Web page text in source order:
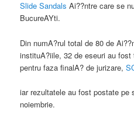
Slide Sandals Ai??ntre care se
BucureAYti.
Din numA?rul total de 80 de
instituA?iile, 32 de eseuri au
pentru faza finalA? de jurizare,
iar rezultatele au fost postate pe
noiembrie.